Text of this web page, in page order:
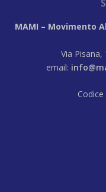
MAMI – Movimento
Via Pisana,
email:
Codice